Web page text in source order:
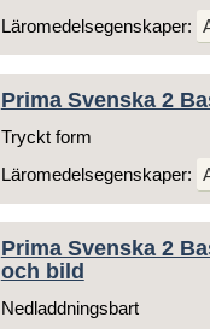
Läromedelsegenskaper:
Prima Svenska 2
Tryckt form
Läromedelsegenskaper:
Prima Svenska 2
och bild
Nedladdningsbart